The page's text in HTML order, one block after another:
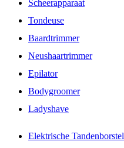
Scheerapparaat
Tondeuse
Baardtrimmer
Neushaartrimmer
Epilator
Bodygroomer
Ladyshave
Elektrische Tandenborstel